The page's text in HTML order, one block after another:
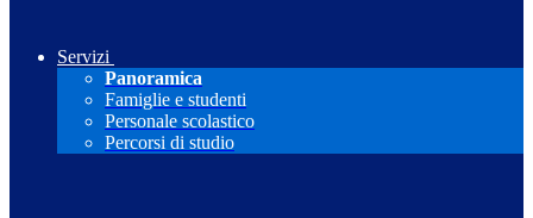
Servizi
Panoramica
Famiglie e studenti
Personale scolastico
Percorsi di studio